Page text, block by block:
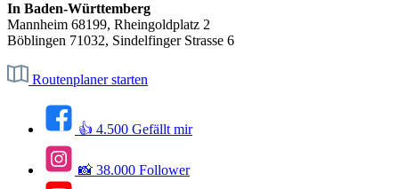
In Baden-Württemberg
Mannheim 68199, Rheingoldplatz 2
Böblingen 71032, Sindelfinger Strasse 6
Routenplaner starten
👍 4.500 Gefällt mir
📸 38.000 Follower